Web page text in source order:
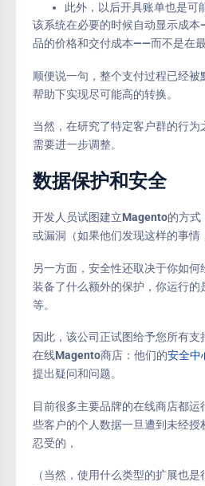
此外，以后开具账单也是可
该系统在必要的时候自动显示成
品的价格和交付成本——而不是在最
顺便说一句，整个支付过程已经
帮助下实现尽可能高的转换。
当然，在研究了特定客户群的行为
需要进一步调整。
数据保护和安全
开发人员试图建立Magento的方式
或漏洞（如果他们发现这样的事情
另一方面，安全性还取决于你如
装备了什么额外的保护，你运行的
等。
因此，该公司正试图给予您所有
在线Magento商店：他们的安全中
提出疑问和问题。
目前很多主要品牌的在线商店都
些客户的个人数据一旦遭到未经
忍受的，
（当然，使用什么类型的扩展也